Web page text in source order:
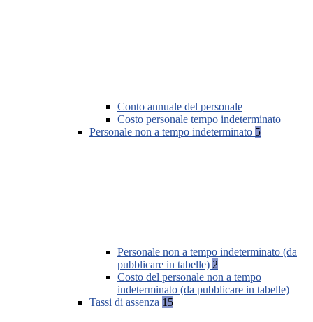
Conto annuale del personale
Costo personale tempo indeterminato
Personale non a tempo indeterminato 5
Personale non a tempo indeterminato (da
pubblicare in tabelle) 2
Costo del personale non a tempo
indeterminato (da pubblicare in tabelle)
Tassi di assenza 15